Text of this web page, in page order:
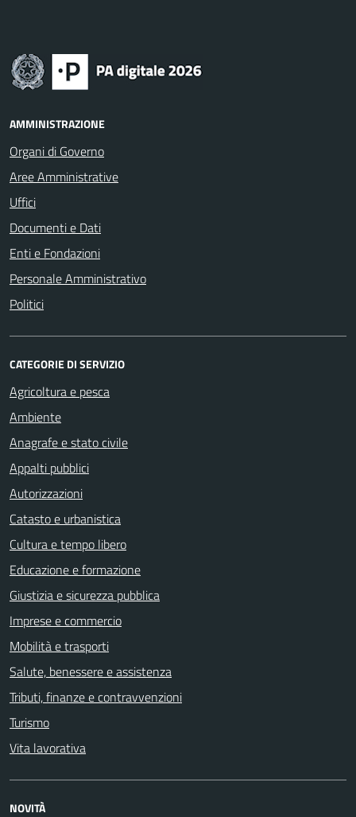
AMMINISTRAZIONE
Organi di Governo
Aree Amministrative
Uffici
Documenti e Dati
Enti e Fondazioni
Personale Amministrativo
Politici
CATEGORIE DI SERVIZIO
Agricoltura e pesca
Ambiente
Anagrafe e stato civile
Appalti pubblici
Autorizzazioni
Catasto e urbanistica
Cultura e tempo libero
Educazione e formazione
Giustizia e sicurezza pubblica
Imprese e commercio
Mobilità e trasporti
Salute, benessere e assistenza
Tributi, finanze e contravvenzioni
Turismo
Vita lavorativa
NOVITÀ